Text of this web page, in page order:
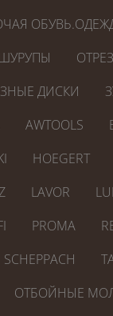
ДИСКИ
AWTOOLS
HOEGERT
LAVOR
PROMA
SCHEPPACH
ОТБОЙНЫЕ